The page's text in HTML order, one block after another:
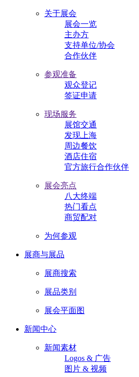
关于展会
展会一览
主办方
支持单位/协会
合作伙伴
参观准备
观众登记
签证申请
现场服务
展馆交通
发现上海
周边餐饮
酒店住宿
官方旅行合作伙伴
展会亮点
八大终端
热门看点
商贸配对
为何参观
展商与展品
展商搜索
展品类别
展会平面图
新闻中心
新闻素材
Logos & 广告
图片 & 视频